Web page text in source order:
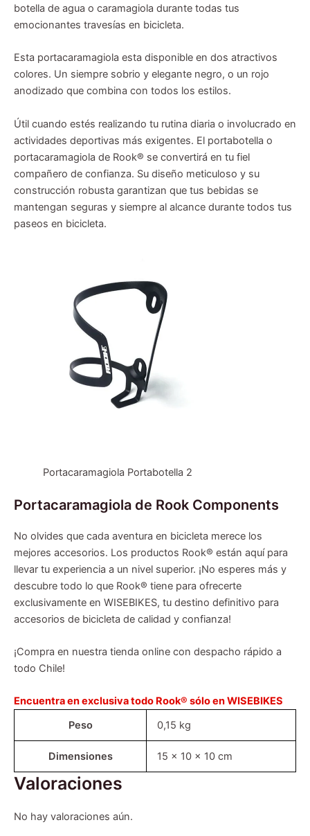
botella de agua o caramagiola durante todas tus
emocionantes travesías en bicicleta.
Esta portacaramagiola esta disponible en dos atractivos
colores. Un siempre sobrio y elegante negro, o un rojo
anodizado que combina con todos los estilos.
Útil cuando estés realizando tu rutina diaria o involucrado en
actividades deportivas más exigentes. El portabotella o
portacaramagiola de Rook® se convertirá en tu fiel
compañero de confianza. Su diseño meticuloso y su
construcción robusta garantizan que tus bebidas se
mantengan seguras y siempre al alcance durante todos tus
paseos en bicicleta.
Portacaramagiola Portabotella 2
Portacaramagiola de Rook Components
No olvides que cada aventura en bicicleta merece los
mejores accesorios. Los productos Rook® están aquí para
llevar tu experiencia a un nivel superior. ¡No esperes más y
descubre todo lo que Rook® tiene para ofrecerte
exclusivamente en WISEBIKES, tu destino definitivo para
accesorios de bicicleta de calidad y confianza!
¡Compra en nuestra tienda online con despacho rápido a
todo Chile!
Encuentra en exclusiva todo Rook® sólo en WISEBIKES
Peso
0,15 kg
Dimensiones 15 × 10 × 10 cm
Valoraciones
No hay valoraciones aún.